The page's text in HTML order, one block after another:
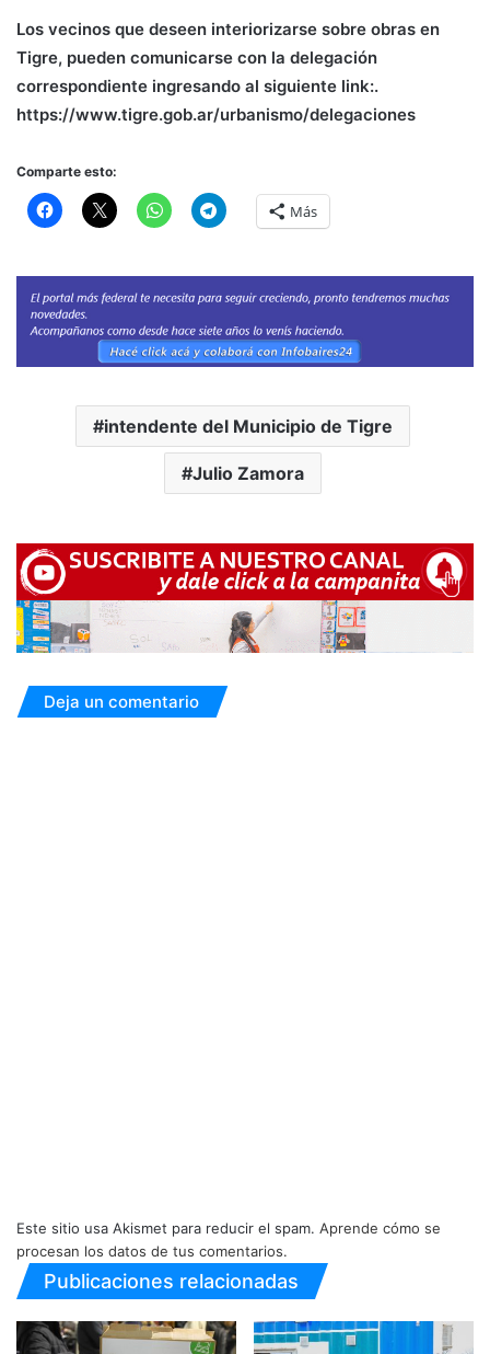
Los vecinos que deseen interiorizarse sobre obras en
Tigre, pueden comunicarse con la delegación
correspondiente ingresando al siguiente link:.
https://www.tigre.gob.ar/urbanismo/delegaciones
Comparte esto:
Más
intendente del Municipio de Tigre
Julio Zamora
Deja un comentario
Este sitio usa Akismet para reducir el spam. Aprende cómo se
procesan los datos de tus comentarios.
Publicaciones relacionadas